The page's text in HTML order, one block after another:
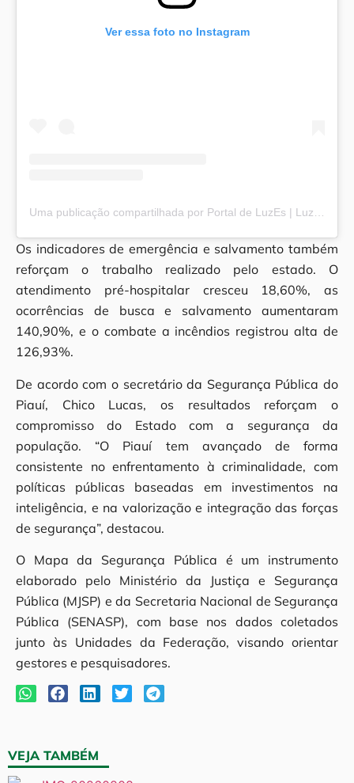
Ver essa foto no Instagram
Uma publicação compartilhada por Portal de LuzEs | Luz e Esperança (@portaldeluzes)
Os indicadores de emergência e salvamento também
reforçam o trabalho realizado pelo estado. O
atendimento pré-hospitalar cresceu 18,60%, as
ocorrências de busca e salvamento aumentaram
140,90%, e o combate a incêndios registrou alta de
126,93%.
De acordo com o secretário da Segurança Pública do
Piauí, Chico Lucas, os resultados reforçam o
compromisso do Estado com a segurança da
população. “O Piauí tem avançado de forma
consistente no enfrentamento à criminalidade, com
políticas públicas baseadas em investimentos na
inteligência, e na valorização e integração das forças
de segurança”, destacou.
O Mapa da Segurança Pública é um instrumento
elaborado pelo Ministério da Justiça e Segurança
Pública (MJSP) e da Secretaria Nacional de Segurança
Pública (SENASP), com base nos dados coletados
junto às Unidades da Federação, visando orientar
gestores e pesquisadores.
VEJA TAMBÉM